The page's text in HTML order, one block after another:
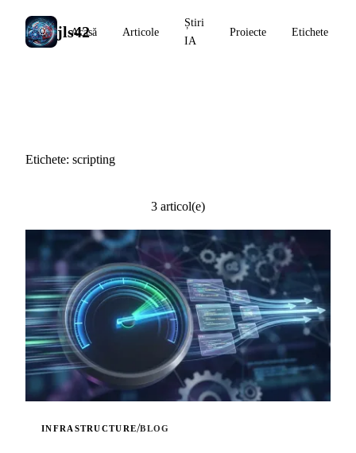
jls42
Acasă Articole
Știri
IA
Proiecte Etichete
Etichete: scripting
3 articol(e)
INFRASTRUCTURE/BLOG